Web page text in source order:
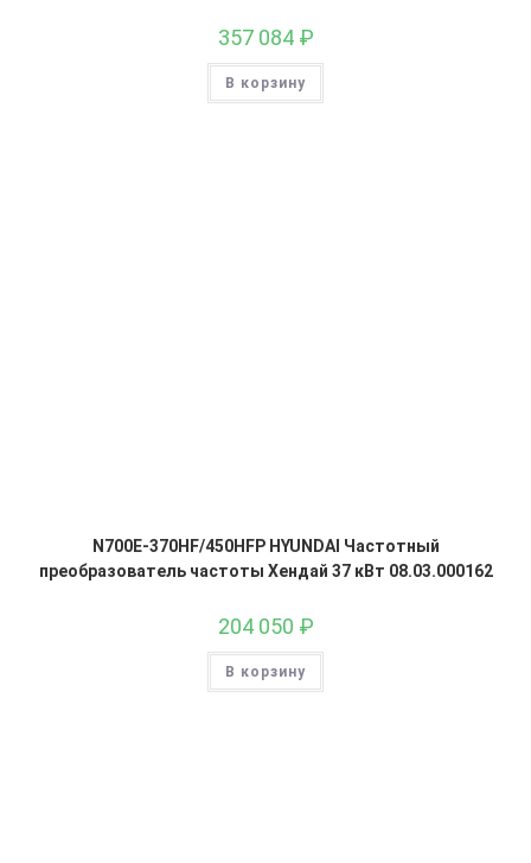
357 084 ₽
В корзину
N700E-370HF/450HFP HYUNDAI Частотный
преобразователь частоты Хендай 37 кВт 08.03.000162
204 050 ₽
В корзину